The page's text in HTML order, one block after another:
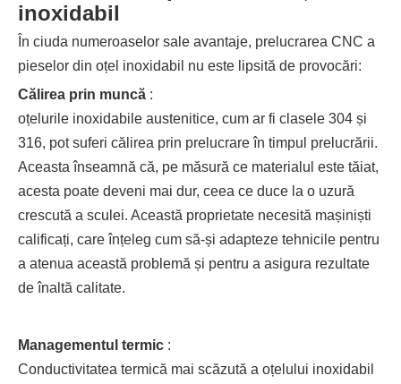
inoxidabil
În ciuda numeroaselor sale avantaje, prelucrarea CNC a
pieselor din oțel inoxidabil nu este lipsită de provocări:
Călirea prin muncă :
oțelurile inoxidabile austenitice, cum ar fi clasele 304 și
316, pot suferi călirea prin prelucrare în timpul prelucrării.
Aceasta înseamnă că, pe măsură ce materialul este tăiat,
acesta poate deveni mai dur, ceea ce duce la o uzură
crescută a sculei. Această proprietate necesită mașiniști
calificați, care înțeleg cum să-și adapteze tehnicile pentru
a atenua această problemă și pentru a asigura rezultate
de înaltă calitate.
Managementul termic :
Conductivitatea termică mai scăzută a oțelului inoxidabil